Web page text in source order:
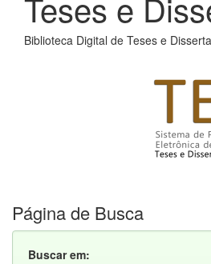
Biblioteca Digital de Teses e
Página de Busca
Buscar em: